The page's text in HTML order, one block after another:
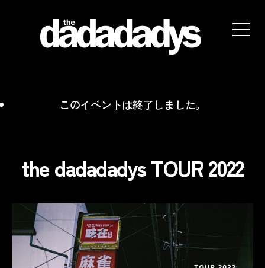
websiteこのイベントは終了しました。
the dadadadys TOUR 2022